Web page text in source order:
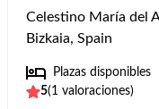
Celestino María del
Bizkaia, Spain
Plazas disponibles
5(1 valoraciones)